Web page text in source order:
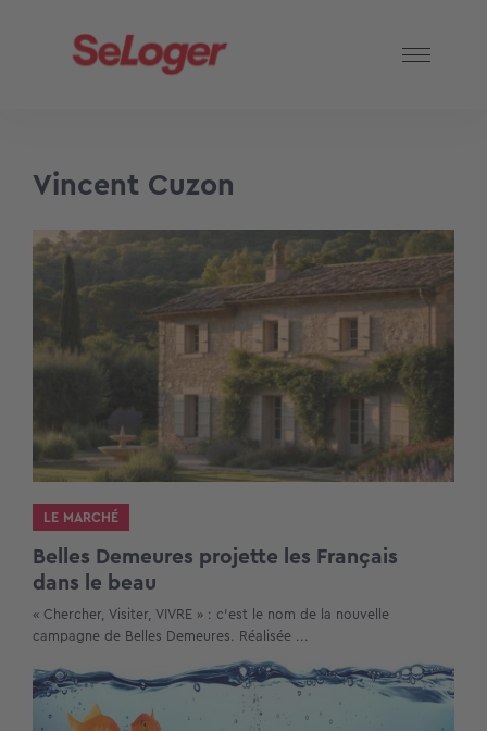
Vincent Cuzon
LE MARCHÉ
Belles Demeures projette les Français
dans le beau
« Chercher, Visiter, VIVRE » : c’est le nom de la nouvelle
campagne de Belles Demeures. Réalisée ...